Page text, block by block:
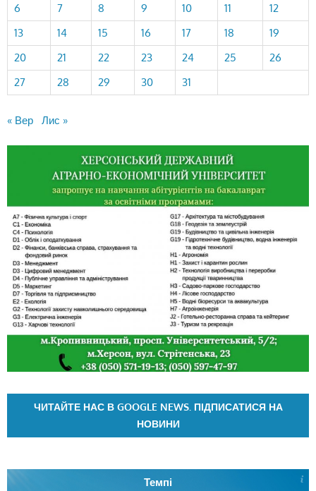
6
7 8 9 10 11
12
13
14 15 16 17 18
19
20
21 22 23 24 25
26
27
28 29 30 31
« Вер Лис »
ЧИТАЙТЕ НАС В GOOGLE NEWS. ПІДПИСАТИСЯ НА
НОВИНИ
Темпі